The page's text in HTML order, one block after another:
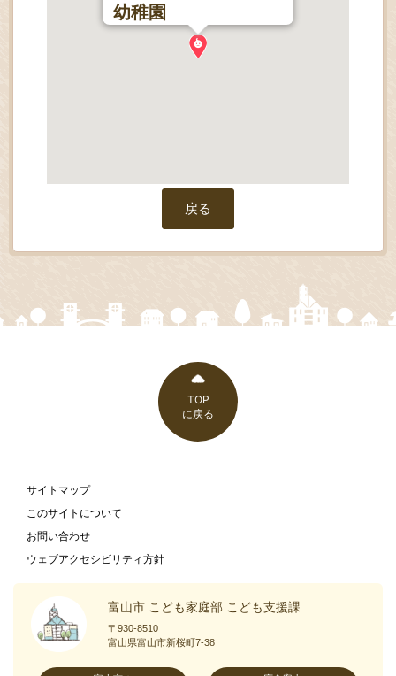
幼稚園
戻る
TOP
に戻る
サイトマップ
このサイトについて
お問い合わせ
ウェブアクセシビリティ方針
富山市 こども家庭部 こども支援課
〒930-8510
富山県富山市新桜町7-38